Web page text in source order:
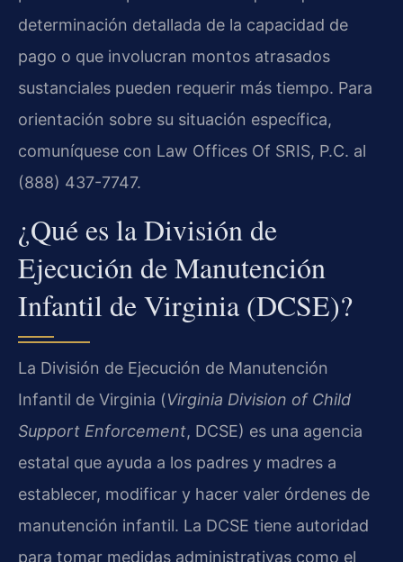
determinación detallada de la capacidad de
pago o que involucran montos atrasados
sustanciales pueden requerir más tiempo. Para
orientación sobre su situación específica,
comuníquese con Law Offices Of SRIS, P.C. al
(888) 437-7747.
¿Qué es la División de
Ejecución de Manutención
Infantil de Virginia (DCSE)?
La División de Ejecución de Manutención
Infantil de Virginia (Virginia Division of Child
Support Enforcement, DCSE) es una agencia
estatal que ayuda a los padres y madres a
establecer, modificar y hacer valer órdenes de
manutención infantil. La DCSE tiene autoridad
para tomar medidas administrativas como el